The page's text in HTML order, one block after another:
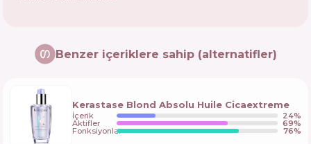
Benzer içeriklere sahip (alternatifler)
Kerastase Blond Absolu Huile Cicaextreme
İçerik 24%
Aktifler 69%
Fonksiyonlar 76%